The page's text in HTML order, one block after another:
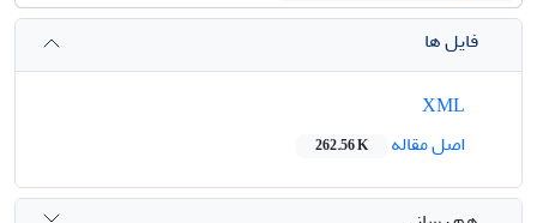
فایل ها
اصل مقاله
262.56 K